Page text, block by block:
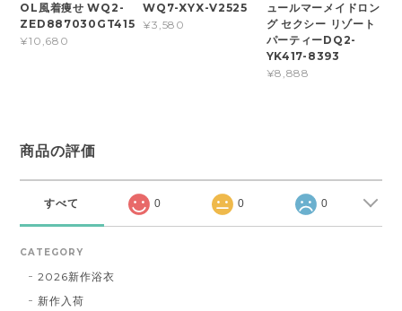
OL風着痩せ WQ2-
ZED887030GT415
¥10,680
WQ7-XYX-V2525
¥3,580
ュールマーメイドロン
グ セクシー リゾート
パーティーDQ2-
YK417-8393
¥8,888
商品の評価
すべて 0 0 0
CATEGORY
2026新作浴衣
新作入荷